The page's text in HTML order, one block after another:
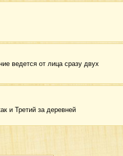
ведется от лица сразу двух
и Третий за деревней